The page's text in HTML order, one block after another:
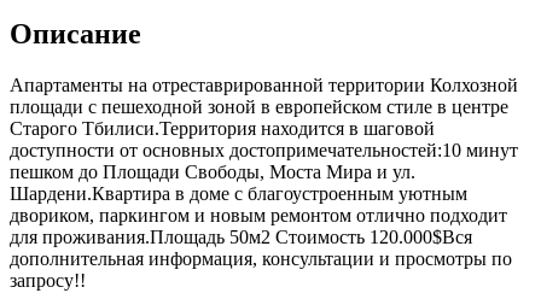
Описание
Апартаменты на отреставрированной территории Колхозной
площади с пешеходной зоной в европейском стиле в центре
Старого Тбилиси.Территория находится в шаговой
доступности от основных достопримечательностей:10 минут
пешком до Площади Свободы, Моста Мира и ул.
Шардени.Квартира в доме с благоустроенным уютным
двориком, паркингом и новым ремонтом отлично подходит
для проживания.Площадь 50м2 Стоимость 120.000$Вся
дополнительная информация, консультации и просмотры по
запросу!!